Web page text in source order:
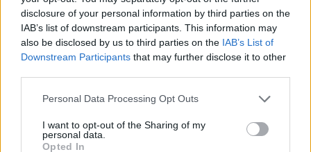
disclosure of your personal information by third parties on the
IAB’s list of downstream participants. This information may
also be disclosed by us to third parties on the IAB’s List of
Downstream Participants that may further disclose it to other
Please note that this website/app uses one or more Google
not limited to your visit or usage behaviour. You may click to
grant or deny consent to Google and its third-party tags to
Personal Data Processing Opt Outs
I want to opt-out of the Sharing of my
personal data.
Opted In